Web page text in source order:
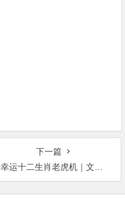
下一篇
幸运十二生肖老虎机｜文化与娱乐的完美融合